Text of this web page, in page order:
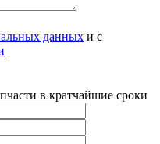
данных и с
в кратчайшие сроки